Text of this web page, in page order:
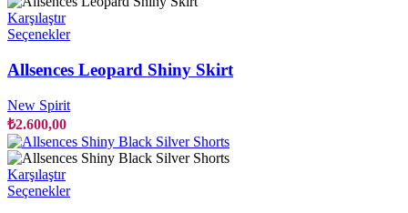
seçilebilir
Karşılaştır
SeçeneklerBu
birden
varyasyonu
var.
ürün
sayfasından
Allsences Leopard Shiny Skirt
New Spirit
₺2.600,00
Karşılaştır
SeçeneklerBu